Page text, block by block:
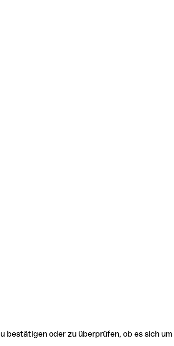
oder zu überprüfen, ob es sich